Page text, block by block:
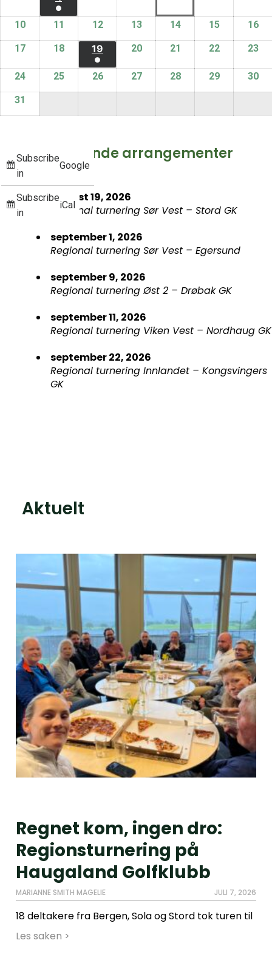
●
10 11 12 13 14 15 16
17 18 19
●
20 21 22 23
24 25 26 27 28 29 30
31
Subscribe
in
Google
Subscribe
in
iCal
Kommende arrangementer
august 19, 2026
Regional turnering Sør Vest – Stord GK
september 1, 2026
Regional turnering Sør Vest – Egersund
september 9, 2026
Regional turnering Øst 2 – Drøbak GK
september 11, 2026
Regional turnering Viken Vest – Nordhaug GK
september 22, 2026
Regional turnering Innlandet – Kongsvingers
GK
Aktuelt
Regnet kom, ingen dro:
Regionsturnering på
Haugaland Golfklubb
MARIANNE SMITH MAGELIE JULI 7, 2026
18 deltakere fra Bergen, Sola og Stord tok turen til
Les saken >